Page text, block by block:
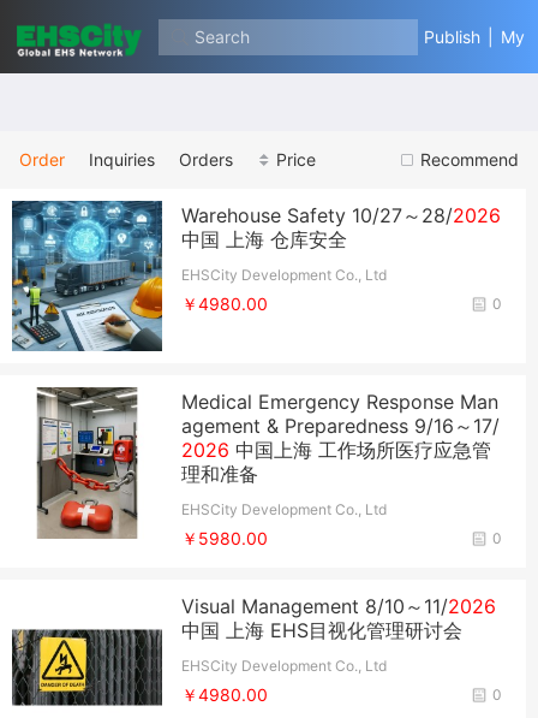
Search Publish My
Recommend
Order Inquiries Orders Price
Warehouse Safety ​10/27～28/2026
中国 上海 仓库安全
EHSCity Development Co., Ltd
0
￥4980.00
Medical Emergency Response Man
agement & Preparedness 9/16～17/
2026 中国上海 工作场所医疗应急管
理和准备
EHSCity Development Co., Ltd
0
￥5980.00
Visual Management 8/10～11/2026
中国 上海 EHS目视化管理研讨会
EHSCity Development Co., Ltd
0
￥4980.00